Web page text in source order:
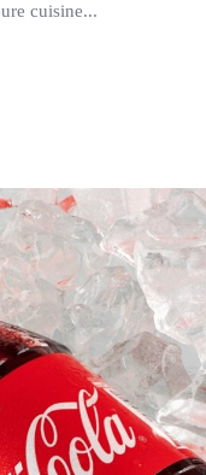
cuisine...